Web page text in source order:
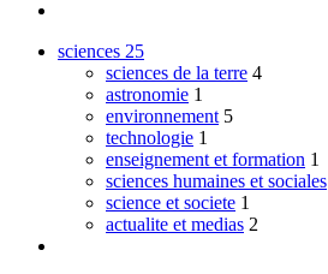
sciences 25
sciences de la terre 4
astronomie 1
environnement 5
technologie 1
enseignement et formation 1
sciences humaines et sociales
science et societe 1
actualite et medias 2